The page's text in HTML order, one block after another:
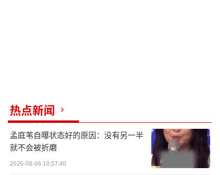
热点新闻
孟庭苇自曝状态好的原因：没有另一半
就不会被折磨
2026-08-06 10:57:40